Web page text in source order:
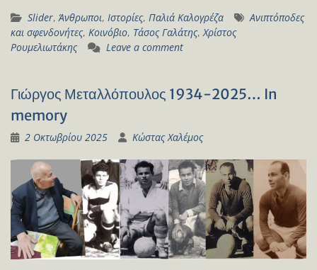
Slider,Άνθρωποι, Ιστορίες, Παλιά Καλογρέζα
Ανιπτόποδες
και σφενδονήτες, Κοινόβιο, Τάσος Γαλάτης,Χρίστος
Ρουμελιωτάκης
Leave a comment
Γιώργος Μεταλλόπουλος 1934-2025… In
memory
2 Οκτωβρίου 2025 Κώστας Χαλέμος